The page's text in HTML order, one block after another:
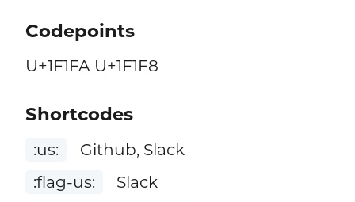
Codepoints
U+1F1FA U+1F1F8
Shortcodes
:us:
Github, Slack
:flag-us:
Slack